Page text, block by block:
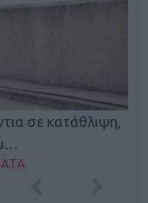
σε κατάθλιψη,